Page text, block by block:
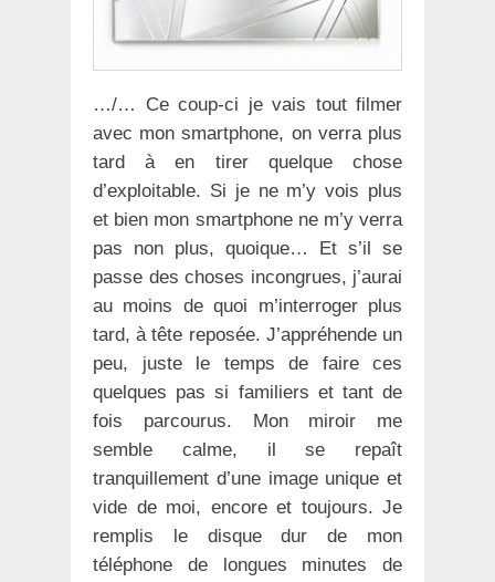
…/… Ce coup-ci je vais tout filmer
avec mon smartphone, on verra plus
tard à en tirer quelque chose
d’exploitable. Si je ne m’y vois plus
et bien mon smartphone ne m’y verra
pas non plus, quoique… Et s’il se
passe des choses incongrues, j’aurai
au moins de quoi m’interroger plus
tard, à tête reposée. J’appréhende un
peu, juste le temps de faire ces
quelques pas si familiers et tant de
fois parcourus. Mon miroir me
semble calme, il se repaît
tranquillement d’une image unique et
vide de moi, encore et toujours. Je
remplis le disque dur de mon
téléphone de longues minutes de